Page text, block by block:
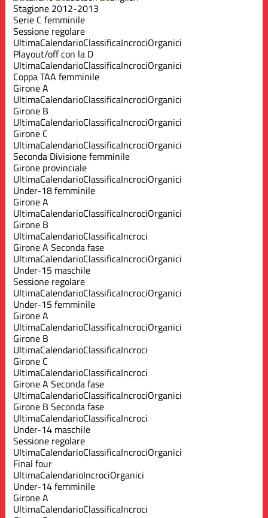
Stagione 2012-2013
Serie C femminile
Sessione regolare
UltimaCalendarioClassificaIncrociOrganici
Playout/off con la D
UltimaCalendarioClassificaIncrociOrganici
Coppa TAA femminile
Girone A
UltimaCalendarioClassificaIncrociOrganici
Girone B
UltimaCalendarioClassificaIncrociOrganici
Girone C
UltimaCalendarioClassificaIncrociOrganici
Seconda Divisione femminile
Girone provinciale
UltimaCalendarioClassificaIncrociOrganici
Under-18 femminile
Girone A
UltimaCalendarioClassificaIncrociOrganici
Girone B
UltimaCalendarioClassificaIncroci
Girone A Seconda fase
UltimaCalendarioClassificaIncrociOrganici
Under-15 maschile
Sessione regolare
UltimaCalendarioClassificaIncrociOrganici
Under-15 femminile
Girone A
UltimaCalendarioClassificaIncrociOrganici
Girone B
UltimaCalendarioClassificaIncroci
Girone C
UltimaCalendarioClassificaIncroci
Girone A Seconda fase
UltimaCalendarioClassificaIncrociOrganici
Girone B Seconda fase
UltimaCalendarioClassificaIncroci
Under-14 maschile
Sessione regolare
UltimaCalendarioClassificaIncrociOrganici
Final four
UltimaCalendarioIncrociOrganici
Under-14 femminile
Girone A
UltimaCalendarioClassificaIncroci